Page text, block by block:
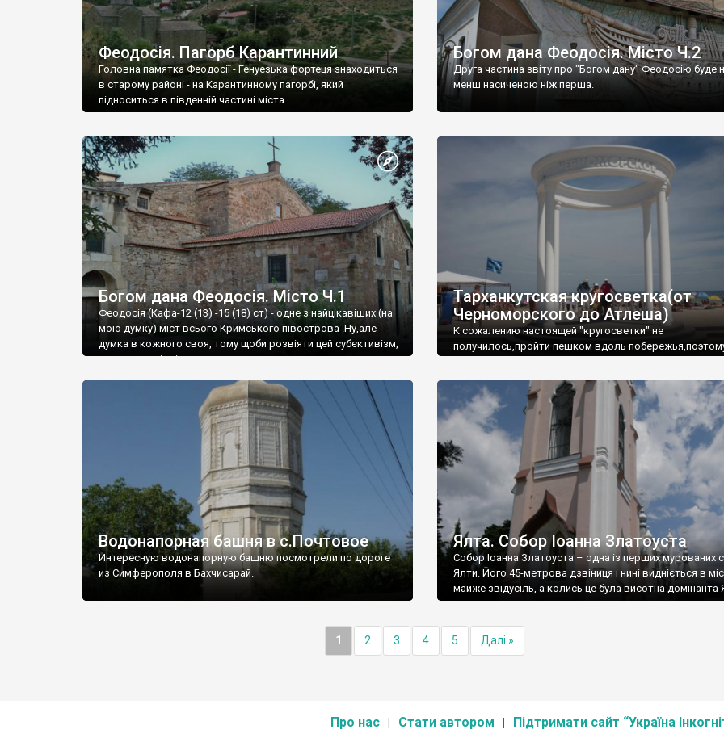
Феодосія. Пагорб Карантинний
Головна памятка Феодосії - Генуезька фортеця знаходиться
в старому районі - на Карантинному пагорбі, який
підноситься в південній частині міста.
Богом дана Феодосія. Місто Ч.2
Друга частина звіту про "Богом дану" Феодосію буде
менш насиченою ніж перша.
Богом дана Феодосія. Місто Ч.1
Феодосія (Кафа-12 (13) -15 (18) ст) - одне з найцікавіших (на
мою думку) міст всього Кримського півострова .Ну,але
думка в кожного своя, тому щоби розвіяти цей субєктивізм,
запрошую відвідати це
Тарханкутская кругосветка(от
Черноморского до Атлеша)
К сожалению настоящей "кругосветки" не
получилось,пройти пешком вдоль
Водонапорная башня в с.Почтовое
Интересную водонапорную башню посмотрели по дороге
из Симферополя в Бахчисарай.
Ялта. Собор Іоанна Златоуста
Собор Іоанна Златоуста – одна із перших мурованих
Ялти. Його 45-метрова дзвіниця і нині видніється в
майже звідусіль, а колись це була висотна домінанта
1 2 3 4 5 Далі »
Про нас Стати автором Підтримати сайт “Україна